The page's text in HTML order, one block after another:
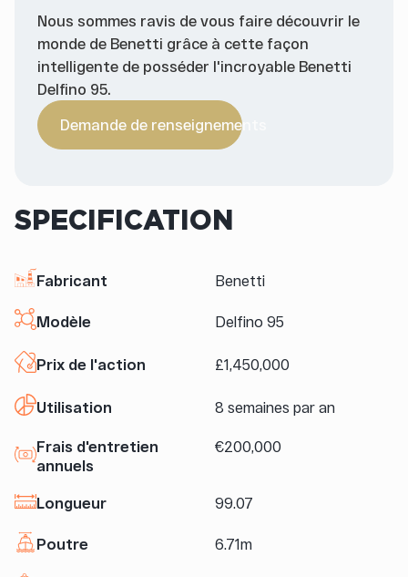
Nous sommes ravis de vous faire découvrir le
monde de Benetti grâce à cette façon
intelligente de posséder l'incroyable Benetti
Delfino 95.
Demande de renseignements
SPECIFICATION
Fabricant Benetti
Modèle Delfino 95
Prix de l'action £1,450,000
Utilisation 8 semaines par an
Frais d'entretien
annuels
€200,000
Longueur 99.07
Poutre 6.71m